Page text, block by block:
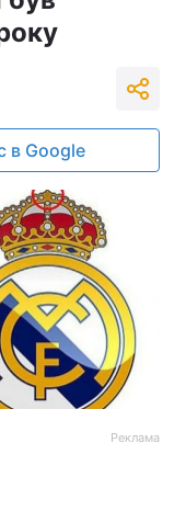
в Google
Реклама